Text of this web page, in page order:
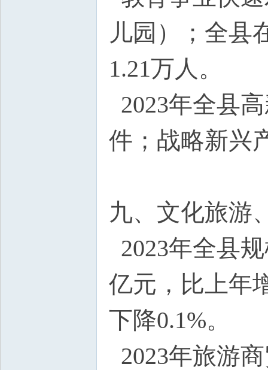
儿园）；全县
1.21万人。
2023年全县
件；战略新兴
九、文化旅游
2023年全县
亿元，比上年
下降0.1%。
2023年旅游